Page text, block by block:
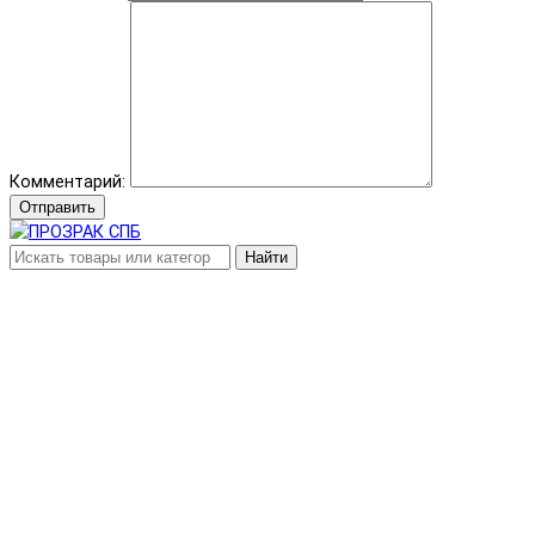
Комментарий:
Отправить
Найти